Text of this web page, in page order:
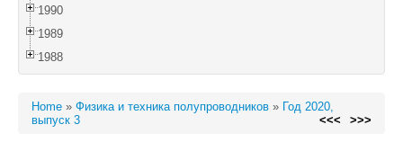
1990
1989
1988
Home » Физика и техника полупроводников » Год 2020,
выпуск 3
<<< >>>